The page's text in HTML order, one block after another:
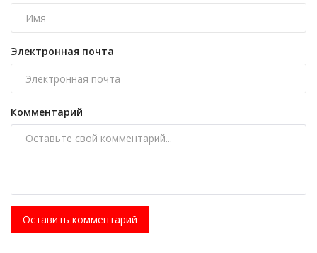
Электронная почта
Комментарий
Оставить комментарий